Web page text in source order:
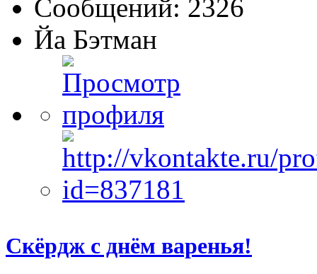
Сообщений: 2326
Йа Бэтман
Скёрдж с днём варенья!